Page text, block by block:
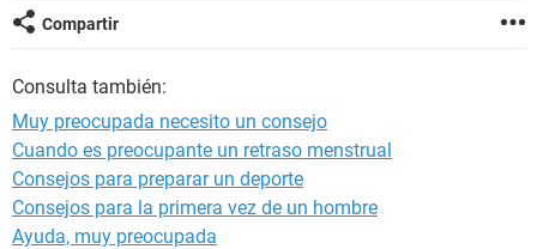
Compartir
Consulta también:
Muy preocupada necesito un consejo
Cuando es preocupante un retraso menstrual
Consejos para preparar un deporte
Consejos para la primera vez de un hombre
Ayuda, muy preocupada